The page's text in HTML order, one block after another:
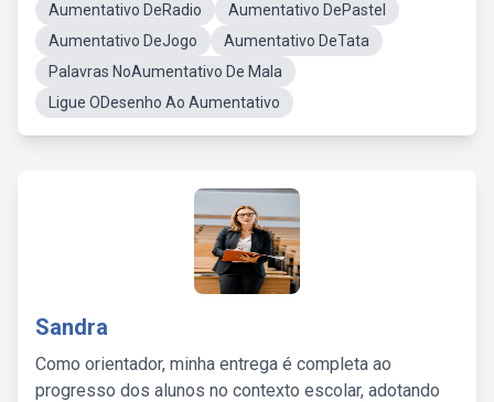
Aumentativo DeRadio
Aumentativo DePastel
Aumentativo DeJogo
Aumentativo DeTata
Palavras NoAumentativo De Mala
Ligue ODesenho Ao Aumentativo
Sandra
Como orientador, minha entrega é completa ao
progresso dos alunos no contexto escolar, adotando